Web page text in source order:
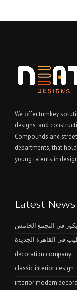
We offer turnkey
designs ,and
Compounds and
departments, that
young talents in
Latest News
في التجمع الخامس
في القاهرة الجديدة
decoration company
classic interior design
interior modern